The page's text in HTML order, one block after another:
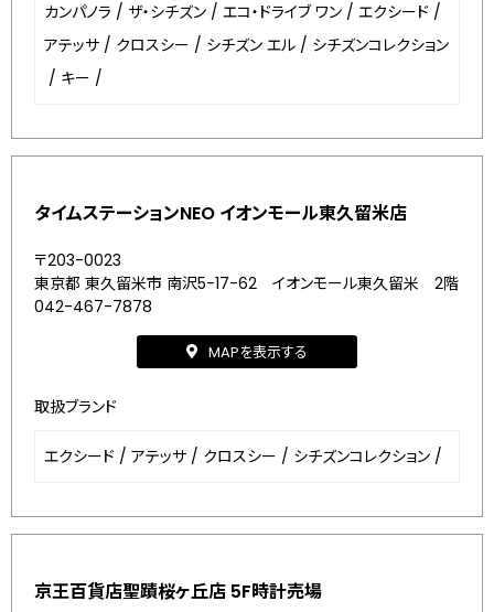
カンパノラ / ザ・シチズン / エコ・ドライブ ワン / エクシード /
アテッサ / クロスシー / シチズン エル / シチズンコレクション
/ キー /
タイムステーションNEO イオンモール東久留米店
〒203-0023
東京都 東久留米市 南沢5-17-62 イオンモール東久留米 2階
042-467-7878
MAPを表示する
取扱ブランド
エクシード / アテッサ / クロスシー / シチズンコレクション /
京王百貨店聖蹟桜ヶ丘店 5F時計売場